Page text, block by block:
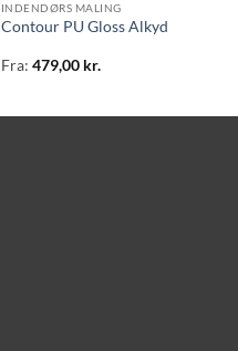
INDENDØRS MALING
Contour PU Gloss Alkyd
Fra: 479,00 kr.